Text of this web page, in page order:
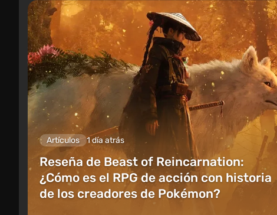
Artículos 1 día atrás
Reseña de Beast of Reincarnation:
¿Cómo es el RPG de acción con historia
de los creadores de Pokémon?